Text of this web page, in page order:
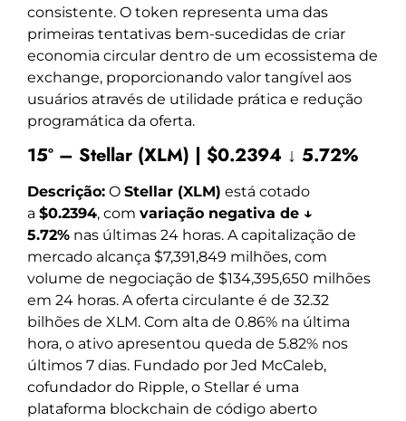
consistente. O token representa uma das
primeiras tentativas bem-sucedidas de criar
economia circular dentro de um ecossistema de
exchange, proporcionando valor tangível aos
usuários através de utilidade prática e redução
programática da oferta.
15º – Stellar (XLM) | $0.2394 ↓ 5.72%
Descrição: O Stellar (XLM) está cotado
a $0.2394, com variação negativa de ↓
5.72% nas últimas 24 horas. A capitalização de
mercado alcança $7,391,849 milhões, com
volume de negociação de $134,395,650 milhões
em 24 horas. A oferta circulante é de 32.32
bilhões de XLM. Com alta de 0.86% na última
hora, o ativo apresentou queda de 5.82% nos
últimos 7 dias. Fundado por Jed McCaleb,
cofundador do Ripple, o Stellar é uma
plataforma blockchain de código aberto